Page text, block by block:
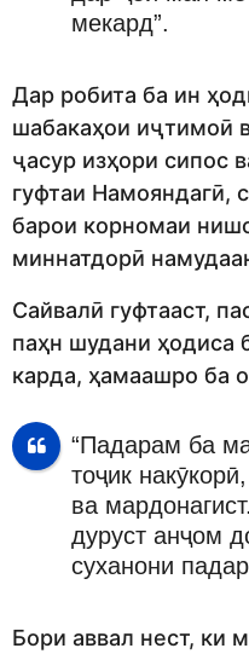
мекард”.
Дар робита ба ин
шабакаҳои иҷтимоӣ
ҷасур изҳори сипос
гуфтаи Намояндагӣ,
барои корномаи
миннатдорӣ
Сайвалӣ гуфтааст,
паҳн шудани ҳодиса
карда, ҳамаашро ба
“Падарам ба
тоҷик
ва
дуруст анҷом
суханони
Бори аввал нест, ки